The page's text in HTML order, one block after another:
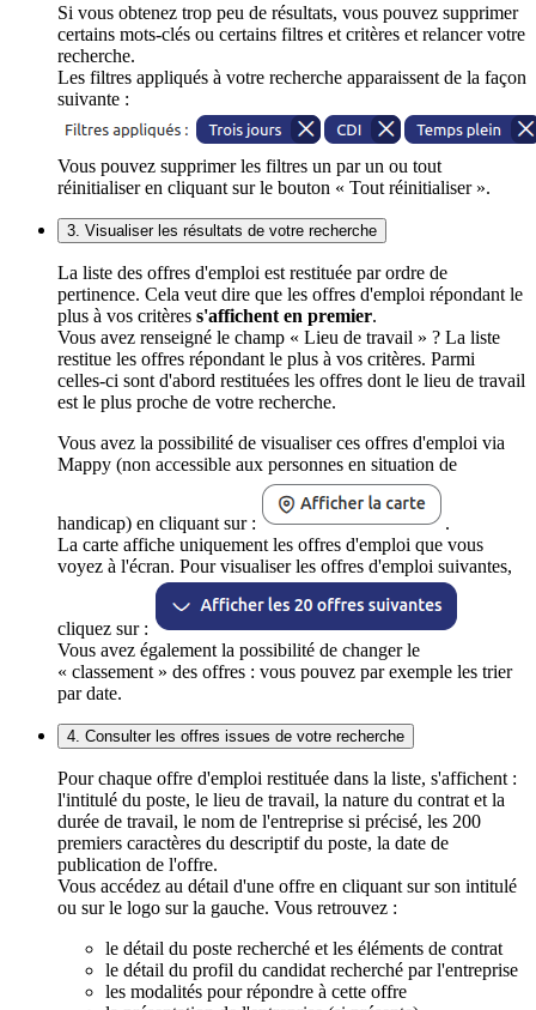
Si vous obtenez trop peu de résultats, vous pouvez supprimer
certains mots-clés ou certains filtres et critères et relancer votre
recherche.
Les filtres appliqués à votre recherche apparaissent de la façon
suivante :
Vous pouvez supprimer les filtres un par un ou tout
réinitialiser en cliquant sur le bouton « Tout réinitialiser ».
3. Visualiser les résultats de votre recherche
La liste des offres d'emploi est restituée par ordre de
pertinence. Cela veut dire que les offres d'emploi répondant le
plus à vos critères s'affichent en premier.
Vous avez renseigné le champ « Lieu de travail » ? La liste
restitue les offres répondant le plus à vos critères. Parmi
celles-ci sont d'abord restituées les offres dont le lieu de travail
est le plus proche de votre recherche.
Vous avez la possibilité de visualiser ces offres d'emploi via
Mappy (non accessible aux personnes en situation de
handicap) en cliquant sur :
.
La carte affiche uniquement les offres d'emploi que vous
voyez à l'écran. Pour visualiser les offres d'emploi suivantes,
cliquez sur :
Vous avez également la possibilité de changer le
« classement » des offres : vous pouvez par exemple les trier
par date.
4. Consulter les offres issues de votre recherche
Pour chaque offre d'emploi restituée dans la liste, s'affichent :
l'intitulé du poste, le lieu de travail, la nature du contrat et la
durée de travail, le nom de l'entreprise si précisé, les 200
premiers caractères du descriptif du poste, la date de
publication de l'offre.
Vous accédez au détail d'une offre en cliquant sur son intitulé
ou sur le logo sur la gauche. Vous retrouvez :
le détail du poste recherché et les éléments de contrat
le détail du profil du candidat recherché par l'entreprise
les modalités pour répondre à cette offre